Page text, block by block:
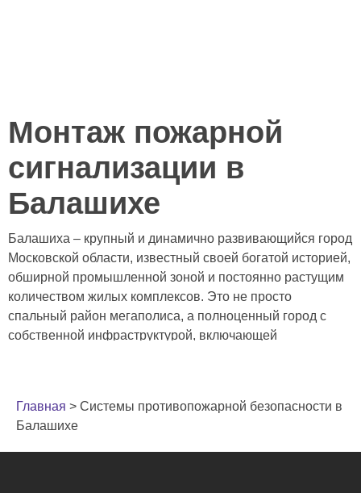
Монтаж пожарной
сигнализации в
Балашихе
Балашиха – крупный и динамично развивающийся город
Московской области, известный своей богатой историей,
обширной промышленной зоной и постоянно растущим
количеством жилых комплексов. Это не просто
спальный район мегаполиса, а полноценный город с
собственной инфраструктурой, включающей
частный сектор. Именно эта многогранность и высокая
плотность населения делают услуги по монтажу и
обслуживанию пожарной сигнализации в Балашихе
Главная > Системы противопожарной безопасности в
Балашихе